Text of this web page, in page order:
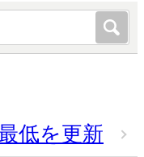
低を更新